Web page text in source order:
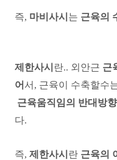
즉, 마비사시 는 근육의
제한사시 란.. 외안근 근
어 서, 근육이 수축할수
근육움직임의 반대방
다.
즉, 제한사시 란 근육의